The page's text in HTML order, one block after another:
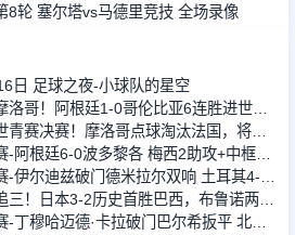
8轮 塞尔塔vs马德里竞技 全场录像
日 足球之夜-小球队的星空
2025年10月16日 将战摩洛哥！阿根廷1-0哥伦比亚6连胜进世青赛决赛 西尔维蒂制胜
2025年10月16日 首进世青赛决赛！摩洛哥点球淘汰法国，将对阵阿根廷
2025年10月15日 友谊赛-阿根廷6-0波多黎各 梅西2助攻+中框麦卡利斯特劳塔罗双响
2025年10月15日 世预赛-伊尔迪兹破门德米拉尔双响 土耳其4-1格鲁吉亚
2025年10月14日 让二追三！日本3-2历史首胜巴西，布鲁诺两送礼伊东纯也替补两助
2025年10月14日 世预赛-丁穆哈迈德·卡拉破门巴尔希扳平 北马其顿1-1哈萨克斯坦